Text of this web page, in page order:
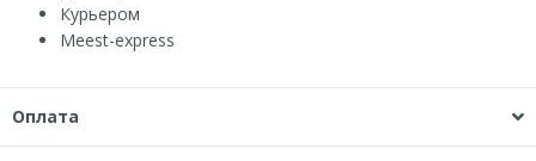
Курьером
Мeest-express
Оплата